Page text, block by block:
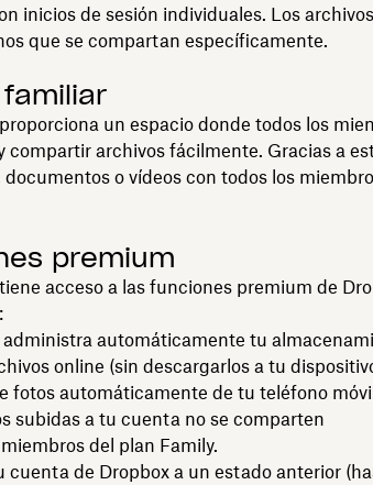
inicios de sesión individuales. Los
que se compartan específicamente.
un espacio donde todos los
compartir archivos fácilmente. Gracias a
o vídeos con todos los
premium
acceso a las funciones premium de
administra automáticamente tu
online (sin descargarlos a tu
fotos automáticamente de tu teléfono
subidas a tu cuenta no se comparten
del plan Family.
cuenta de Dropbox a un estado anterior